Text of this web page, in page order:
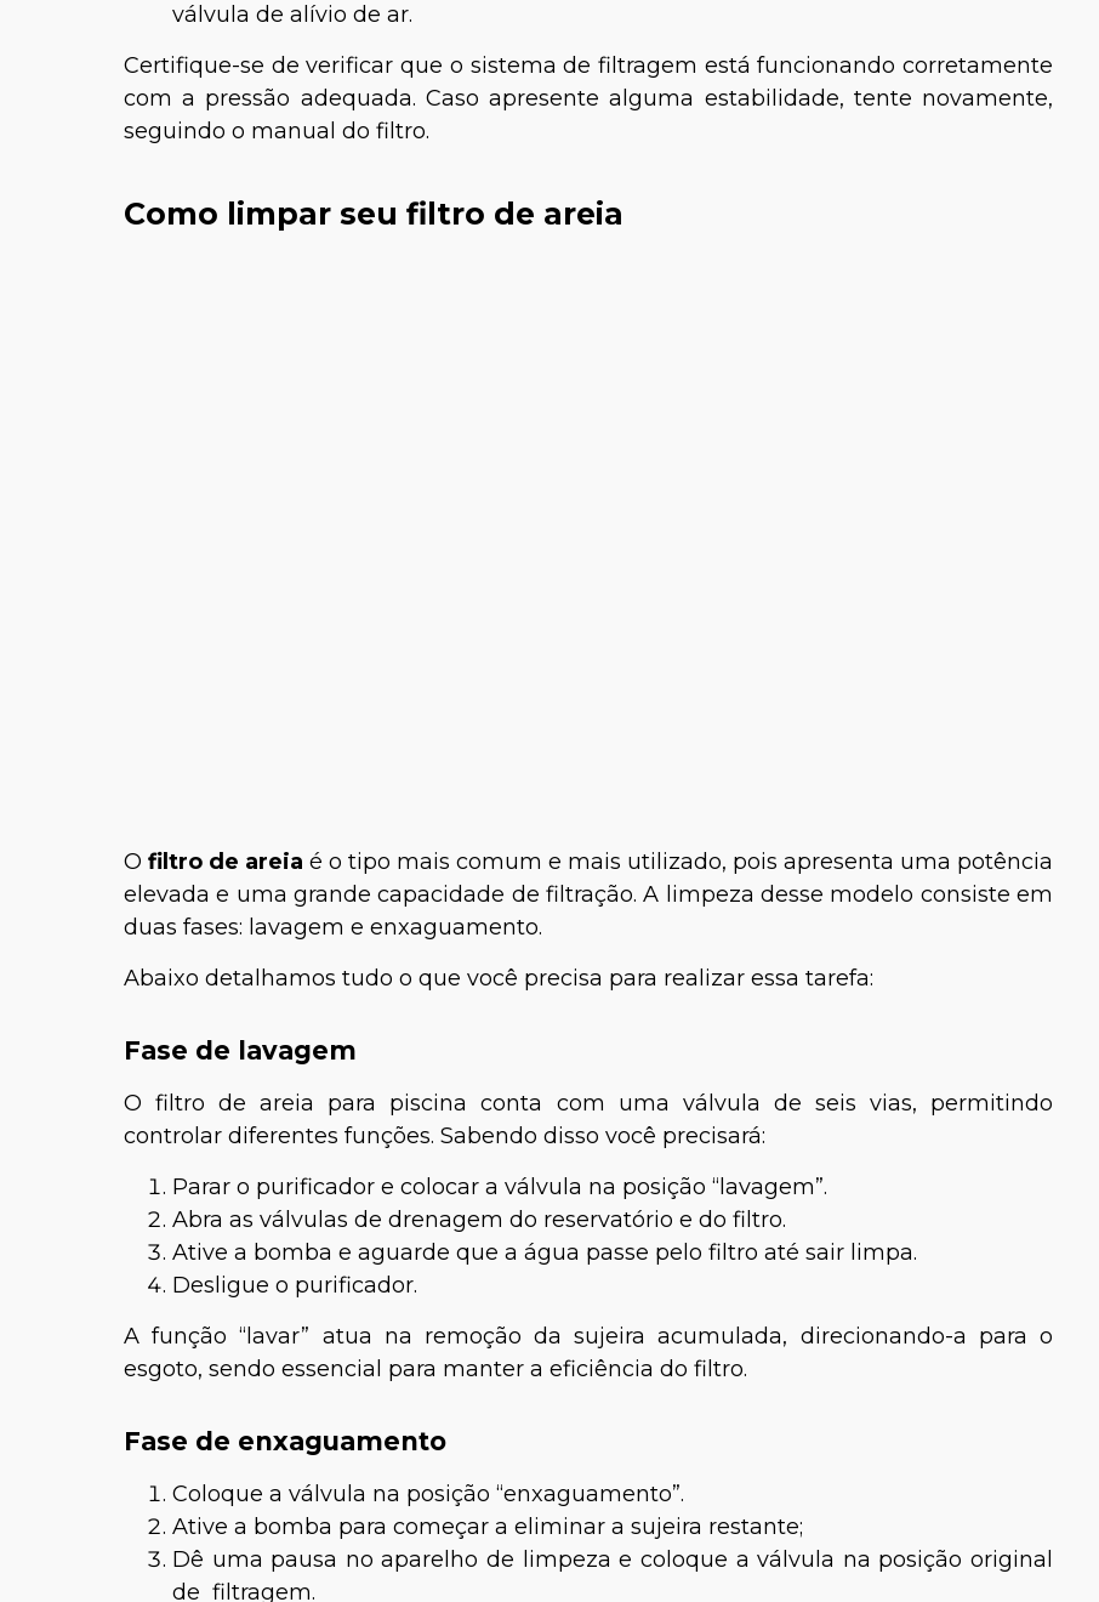
válvula de alívio de ar.
Certifique-se de verificar que o sistema de filtragem está funcionando corretamente
com a pressão adequada. Caso apresente alguma estabilidade, tente novamente,
seguindo o manual do filtro.
Como limpar seu filtro de areia
O filtro de areia é o tipo mais comum e mais utilizado, pois apresenta uma potência
elevada e uma grande capacidade de filtração. A limpeza desse modelo consiste em
duas fases: lavagem e enxaguamento.
Abaixo detalhamos tudo o que você precisa para realizar essa tarefa:
Fase de lavagem
O filtro de areia para piscina conta com uma válvula de seis vias, permitindo
controlar diferentes funções. Sabendo disso você precisará:
Parar o purificador e colocar a válvula na posição “lavagem”.
Abra as válvulas de drenagem do reservatório e do filtro.
Ative a bomba e aguarde que a água passe pelo filtro até sair limpa.
Desligue o purificador.
A função “lavar” atua na remoção da sujeira acumulada, direcionando-a para o
esgoto, sendo essencial para manter a eficiência do filtro.
Fase de enxaguamento
Coloque a válvula na posição “enxaguamento”.
Ative a bomba para começar a eliminar a sujeira restante;
Dê uma pausa no aparelho de limpeza e coloque a válvula na posição original
de filtragem.